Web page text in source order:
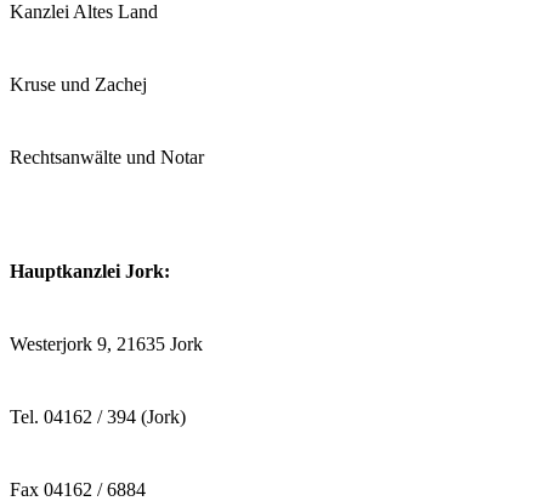
Kanzlei Altes Land
Kruse und Zachej
Rechtsanwälte und Notar
Hauptkanzlei Jork:
Westerjork 9, 21635 Jork
Tel. 04162 / 394 (Jork)
Fax 04162 / 6884